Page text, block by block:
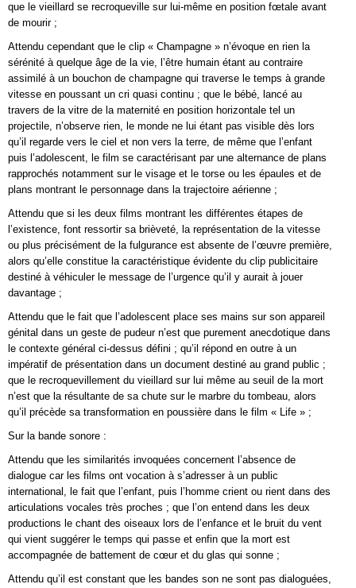
que le vieillard se recroqueville sur lui-même en position fœtale avant
de mourir ;
Attendu cependant que le clip « Champagne » n’évoque en rien la
sérénité à quelque âge de la vie, l’être humain étant au contraire
assimilé à un bouchon de champagne qui traverse le temps à grande
vitesse en poussant un cri quasi continu ; que le bébé, lancé au
travers de la vitre de la maternité en position horizontale tel un
projectile, n’observe rien, le monde ne lui étant pas visible dès lors
qu’il regarde vers le ciel et non vers la terre, de même que l’enfant
puis l’adolescent, le film se caractérisant par une alternance de plans
rapprochés notamment sur le visage et le torse ou les épaules et de
plans montrant le personnage dans la trajectoire aérienne ;
Attendu que si les deux films montrant les différentes étapes de
l’existence, font ressortir sa brièveté, la représentation de la vitesse
ou plus précisément de la fulgurance est absente de l’œuvre première,
alors qu’elle constitue la caractéristique évidente du clip publicitaire
destiné à véhiculer le message de l’urgence qu’il y aurait à jouer
davantage ;
Attendu que le fait que l’adolescent place ses mains sur son appareil
génital dans un geste de pudeur n’est que purement anecdotique dans
le contexte général ci-dessus défini ; qu’il répond en outre à un
impératif de présentation dans un document destiné au grand public ;
que le recroquevillement du vieillard sur lui même au seuil de la mort
n’est que la résultante de sa chute sur le marbre du tombeau, alors
qu’il précède sa transformation en poussière dans le film « Life » ;
Sur la bande sonore :
Attendu que les similarités invoquées concernent l’absence de
dialogue car les films ont vocation à s’adresser à un public
international, le fait que l’enfant, puis l’homme crient ou rient dans des
articulations vocales très proches ; que l’on entend dans les deux
productions le chant des oiseaux lors de l’enfance et le bruit du vent
qui vient suggérer le temps qui passe et enfin que la mort est
accompagnée de battement de cœur et du glas qui sonne ;
Attendu qu’il est constant que les bandes son ne sont pas dialoguées,